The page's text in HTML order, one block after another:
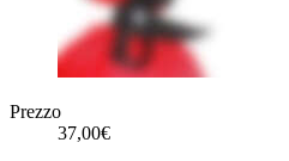
Prezzo
37,00€